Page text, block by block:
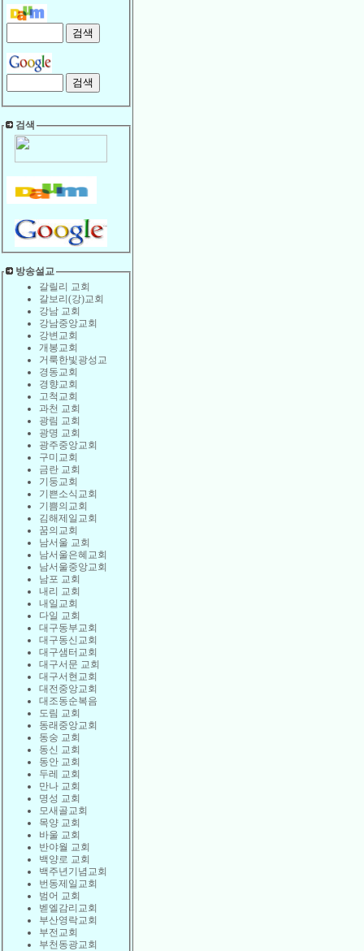
검색
방송설교
갈릴리 교회
갈보리(강)교회
강남 교회
강남중앙교회
강변교회
개봉교회
거룩한빛광성교
경동교회
경향교회
고척교회
과천 교회
광림 교회
광명 교회
광주중앙교회
구미교회
금란 교회
기둥교회
기쁜소식교회
기쁨의교회
김해제일교회
꿈의교회
남서울 교회
남서울은혜교회
남서울중앙교회
남포 교회
내리 교회
내일교회
다일 교회
대구동부교회
대구동신교회
대구샘터교회
대구서문 교회
대구서현교회
대전중앙교회
대조동순복음
도림 교회
동래중앙교회
동숭 교회
동신 교회
동안 교회
두레 교회
만나 교회
명성 교회
모새골교회
목양 교회
바울 교회
반야월 교회
백양로 교회
백주년기념교회
번동제일교회
범어 교회
벧엘감리교회
부산영락교회
부전교회
부천동광교회